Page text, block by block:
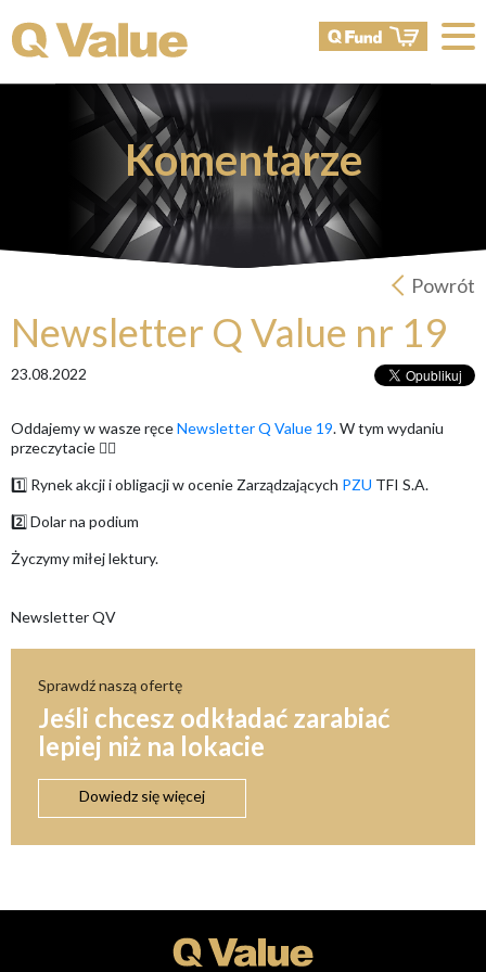
Komentarze
Powrót
Newsletter Q Value nr 19
23.08.2022
Oddajemy w wasze ręceNewsletter Q Value 19. W tym wydaniu
przeczytacie 👇🏻
1️⃣ Rynek akcji i obligacji w ocenie Zarządzających PZU TFI S.A.
2️⃣ Dolar na podium
Życzymy miłej lektury.
Newsletter QV
Sprawdź naszą ofertę
Jeśli chcesz odkładać zarabiać
lepiej niż na lokacie
Dowiedz się więcej